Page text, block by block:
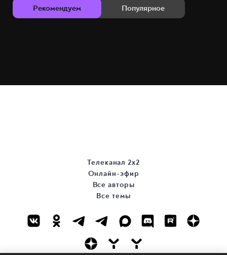
Рекомендуем Популярное
Телеканал 2х2
Онлайн-эфир
Все авторы
Все темы